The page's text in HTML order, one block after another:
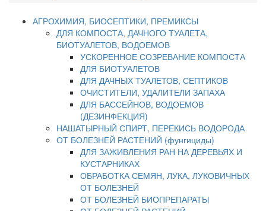
АГРОХИМИЯ, БИОСЕПТИКИ, ПРЕМИКСЫ
ДЛЯ КОМПОСТА, ДАЧНОГО ТУАЛЕТА,
БИОТУАЛЕТОВ, ВОДОЕМОВ
УСКОРЕННОЕ СОЗРЕВАНИЕ КОМПОСТА
ДЛЯ БИОТУАЛЕТОВ
ДЛЯ ДАЧНЫХ ТУАЛЕТОВ, СЕПТИКОВ
ОЧИСТИТЕЛИ, УДАЛИТЕЛИ ЗАПАХА
ДЛЯ БАССЕЙНОВ, ВОДОЕМОВ
(ДЕЗИНФЕКЦИЯ)
НАШАТЫРНЫЙ СПИРТ, ПЕРЕКИСЬ ВОДОРОДА
ОТ БОЛЕЗНЕЙ РАСТЕНИЙ (фунгициды)
ДЛЯ ЗАЖИВЛЕНИЯ РАН НА ДЕРЕВЬЯХ И
КУСТАРНИКАХ
ОБРАБОТКА СЕМЯН, ЛУКА, ЛУКОВИЧНЫХ
ОТ БОЛЕЗНЕЙ
ОТ БОЛЕЗНЕЙ БИОПРЕПАРАТЫ